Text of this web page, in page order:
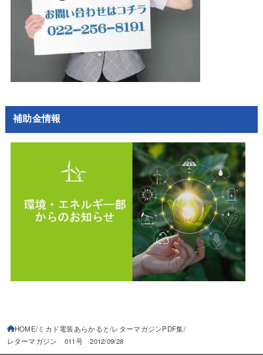
補助金情報
HOME ミカド電装あらかると レターマガジンPDF集
レターマガジン 011号 2012/09/28